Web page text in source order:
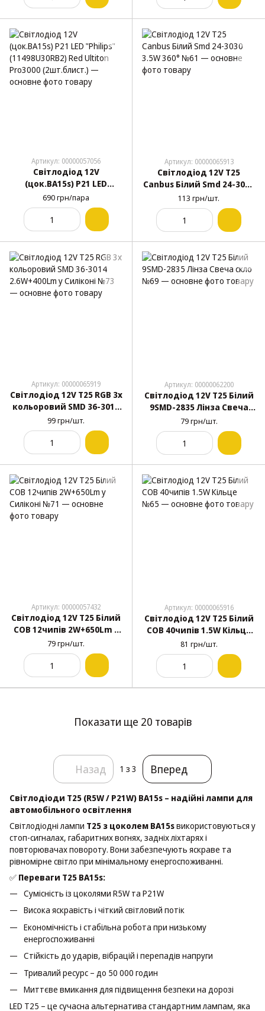
Артикул: 00000057056
Світлодіод 12V
(цок.BA15s) P21 LED
"Philips" (11498U30RB2)
Red Ultiton Pro3000
(2шт.блист.)
690 грн/пара
Артикул: 00000065913
Світлодіод 12V Т25
Canbus Білий Smd 24-3030
3.5W 360° №61
113 грн/шт.
Артикул: 00000065919
Світлодіод 12V Т25 RGB 3х
кольоровий SMD 36-3014
2.6W+400Lm у Силіконі
№73
99 грн/шт.
Артикул: 00000062200
Світлодіод 12V Т25 Білий
9SMD-2835 Лінза Свеча
скло №69
79 грн/шт.
Артикул: 00000057432
Світлодіод 12V Т25 Білий
COB 12чипів 2W+650Lm у
Силіконі №71
79 грн/шт.
Артикул: 00000065916
Світлодіод 12V Т25 Білий
COB 40чипів 1.5W Кільце
№65
81 грн/шт.
Показати ще 20 товарів
Назад 1 з 3 Вперед
Світлодіоди T25 (R5W / P21W) BA15s – надійні лампи для
автомобільного освітлення
Світлодіодні лампи T25 з цоколем BA15sвикористовуються у
стоп-сигналах, габаритних вогнях, задніх ліхтарях і
повторювачах повороту. Вони забезпечують яскраве та
рівномірне світло при мінімальному енергоспоживанні.
✅ Переваги T25 BA15s:
Сумісність із цоколями R5W та P21W
Висока яскравість і чіткий світловий потік
Економічність і стабільна робота при низькому
енергоспоживанні
Стійкість до ударів, вібрацій і перепадів напруги
Тривалий ресурс – до 50 000 годин
Миттєве вмикання для підвищення безпеки на дорозі
LED T25 – це сучасна альтернатива стандартним лампам, яка